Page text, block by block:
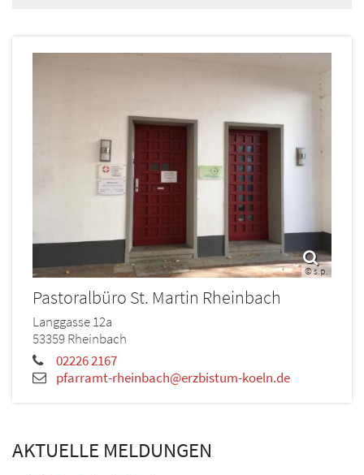
© s.p.
Pastoralbüro St. Martin Rheinbach
Langgasse 12a
53359Rheinbach
02226 2167
pfarramt-rheinbach@erzbistum-koeln.de
AKTUELLE MELDUNGEN